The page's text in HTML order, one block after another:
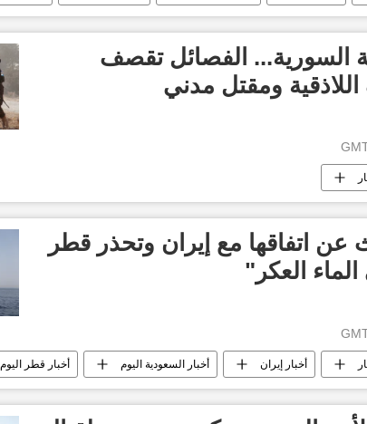
مهرجان
السورية... الفصائل تقصف
اللاذقية ومقتل مدني
عن اتفاقها مع إيران وتحذر قطر
العكر"
أخبار إيران أخبار السعودية اليوم أخبار قطر اليوم